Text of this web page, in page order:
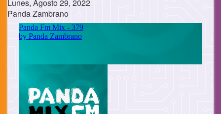
Lunes, Agosto 29, 2022
Panda Zambrano
Cuerpo